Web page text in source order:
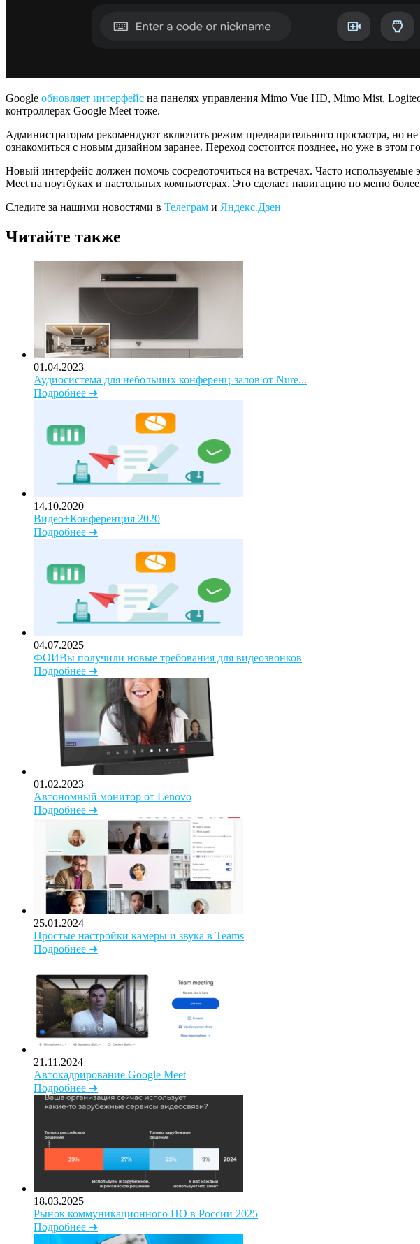
Google обновляет интерфейс на панелях управления Mimo Vue HD, Mimo Mist,
контроллерах Google Meet тоже.
Администраторам рекомендуют включить режим предварительного просмотра, но
ознакомиться с новым дизайном заранее. Переход состоится позднее, но уже в этом
Новый интерфейс должен помочь сосредоточиться на встречах. Часто
Meet на ноутбуках и настольных компьютерах. Это сделает навигацию по меню
Следите за нашими новостями в Телеграм и Яндекс.Дзен
Читайте также
01.04.2023
Аудиосистема для небольших конференц-залов от Nure...
Подробнее ➜
14.10.2020
Видео+Конференция 2020
Подробнее ➜
04.07.2025
ФОИВы получили новые требования для видеозвонков
Подробнее ➜
01.02.2023
Автономный монитор от Lenovo
Подробнее ➜
25.01.2024
Простые настройки камеры и звука в Teams
Подробнее ➜
21.11.2024
Автокадрирование Google Meet
Подробнее ➜
18.03.2025
Рынок коммуникационного ПО в России 2025
Подробнее ➜